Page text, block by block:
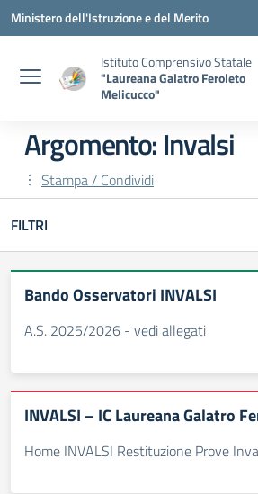
Vai ai contenuti
Vai al menu di navigazione
Vai al footer
Ministero dell'Istruzione e del Merito
Istituto Comprensivo Statale
"Laureana Galatro Feroleto
Melicucco"
Argomento: Invalsi
Stampa / Condividi
FILTRI
Bando Osservatori INVALSI
A.S. 2025/2026 - vedi allegati
INVALSI – IC Laureana Galatro
Home INVALSI Restituzione Prove